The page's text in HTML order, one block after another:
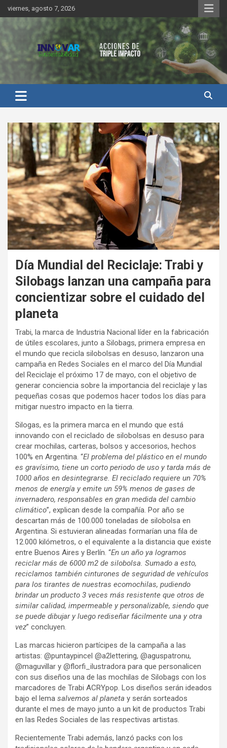
Saltar
al
contenido
viernes, agosto 7, 2026
Innovar Sustentabilidad
Día Mundial del Reciclaje: Trabi y
Silobags lanzan una campaña para
concientizar sobre el cuidado del
planeta
Trabi, la marca de Industria Nacional líder en la fabricación
de útiles escolares, junto a Silobags, primera empresa en
el mundo que recicla silobolsas en desuso, lanzaron una
campaña en Redes Sociales en el marco del Día Mundial
del Reciclaje el próximo 17 de mayo, con el objetivo de
generar conciencia sobre la importancia del reciclaje y las
pequeñas cosas que podemos hacer todos los días para
mitigar nuestro impacto en la tierra.
Silogas, es la primera marca en el mundo que está
innovando con el reciclado de silobolsas en desuso para
crear mochilas, carteras, bolsos y accesorios, hechos
100% en Argentina. “El problema del plástico en el mundo
es gravísimo, tiene un corto periodo de uso y tarda más de
1000 años en desintegrarse. El reciclado requiere un 70%
menos de energía y emite un 59% menos de gases de
invernadero, responsables en gran medida del cambio
climático”, explican desde la compañía. Por año se
descartan más de 100.000 toneladas de silobolsa en
Argentina. Si estuvieran alineadas formarían una fila de
12.000 kilómetros, o el equivalente a la distancia que existe
entre Buenos Aires y Berlín. “En un año ya logramos
reciclar más de 6000 m2 de silobolsa. Sumado a esto,
reciclamos también cinturones de seguridad de vehículos
para los tirantes de nuestras ecomochilas, pudiendo
brindar un producto 3 veces más resistente que otros de
similar calidad, impermeable y personalizable, siendo que
se puede dibujar y luego rediseñar fácilmente una y otra
vez” concluyen.
Las marcas hicieron partícipes de la campaña a las
artistas: @puntaypincel @a2lettering, @aguspatronu,
@maguvillar y @florfi_ilustradora para que personalicen
con sus diseños una de las mochilas de Silobags con los
marcadores de Trabi ACRYpop. Los diseños serán ideados
bajo el lema salvemos al planeta y serán sorteados
durante el mes de mayo junto a un kit de productos Trabi
en las Redes Sociales de las respectivas artistas.
Recientemente Trabi además, lanzó packs con los